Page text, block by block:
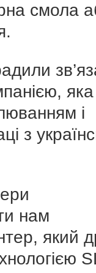
смола
і
з
нам
який